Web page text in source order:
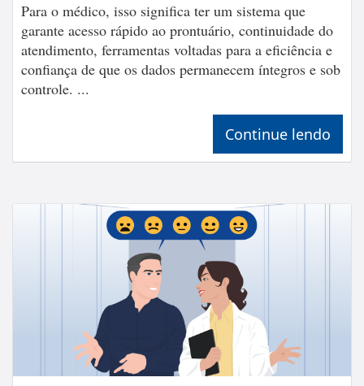
Para o médico, isso significa ter um sistema que
garante acesso rápido ao prontuário, continuidade do
atendimento, ferramentas voltadas para a eficiência e
confiança de que os dados permanecem íntegros e sob
controle. ...
Continue lendo